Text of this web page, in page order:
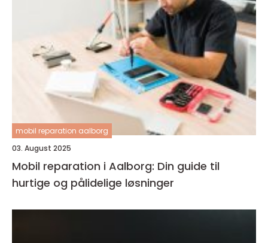
mobil reparation aalborg
03. August 2025
Mobil reparation i Aalborg: Din guide til
hurtige og pålidelige løsninger